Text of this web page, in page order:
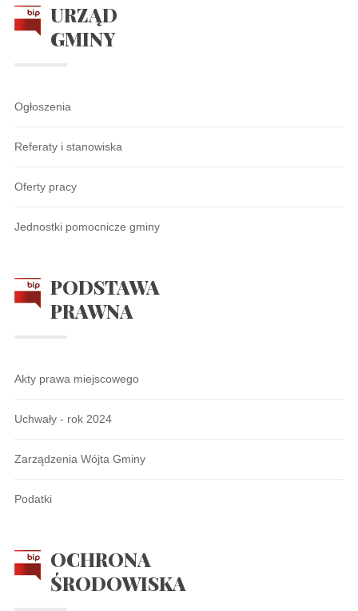
URZĄD
GMINY
Ogłoszenia
Referaty i stanowiska
Oferty pracy
Jednostki pomocnicze gminy
PODSTAWA
PRAWNA
Akty prawa miejscowego
Uchwały - rok 2024
Zarządzenia Wójta Gminy
Podatki
OCHRONA
ŚRODOWISKA